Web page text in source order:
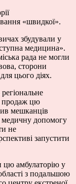
«швидкої».
збудували у
медицина».
рада не могли
сторони
цього діях.
продаж цю
мешканців
медичну допомогу
не
запустити
цю амбулаторію у
з подальшою